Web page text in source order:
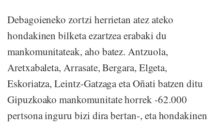
Debagoieneko zortzi herrietan atez ateko
hondakinen bilketa ezartzea erabaki du
mankomunitateak, aho batez. Antzuola,
Aretxabaleta, Arrasate, Bergara, Elgeta,
Eskoriatza, Leintz-Gatzaga eta Oñati batzen ditu
Gipuzkoako mankomunitate horrek -62.000
pertsona inguru bizi dira bertan-, eta hondakinen